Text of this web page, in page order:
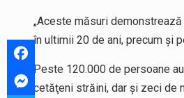
„Aceste măsuri
în ultimii 20 de ani, precum şi
Peste 120.000 de persoane
cetăţeni străini, dar şi zeci de